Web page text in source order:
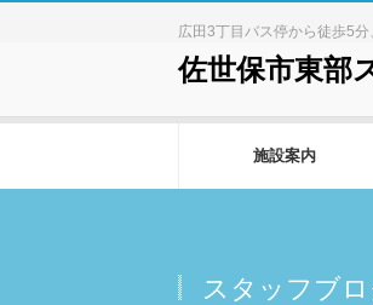
広田3丁目バス停から徒歩5
佐世保市東部
施設案内
スタッフブ